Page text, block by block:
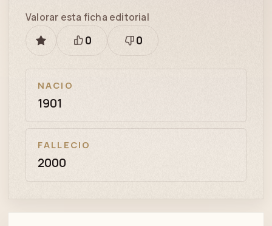
GUARDAR
Valorar esta ficha editorial
Está
0
Necesita
0
NACIO
1901
FALLECIO
2000